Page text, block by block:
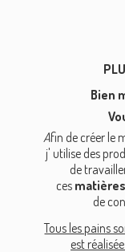
Bien
Afin de créer le
j' utilise des
de
ces
de
Tous les pains
est